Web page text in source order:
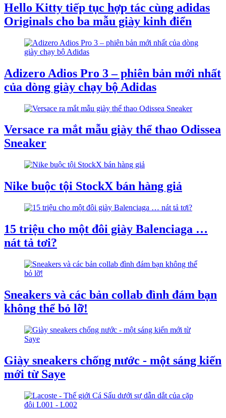
Hello Kitty tiếp tục hợp tác cùng adidas
Originals cho ba mẫu giày kinh điển
Adizero Adios Pro 3 – phiên bản mới nhất
của dòng giày chạy bộ Adidas
Versace ra mắt mẫu giày thể thao Odissea
Sneaker
Nike buộc tội StockX bán hàng giả
15 triệu cho một đôi giày Balenciaga …
nát tả tơi?
Sneakers và các bản collab đình đám bạn
không thể bỏ lỡ!
Giày sneakers chống nước - một sáng kiến
mới từ Saye